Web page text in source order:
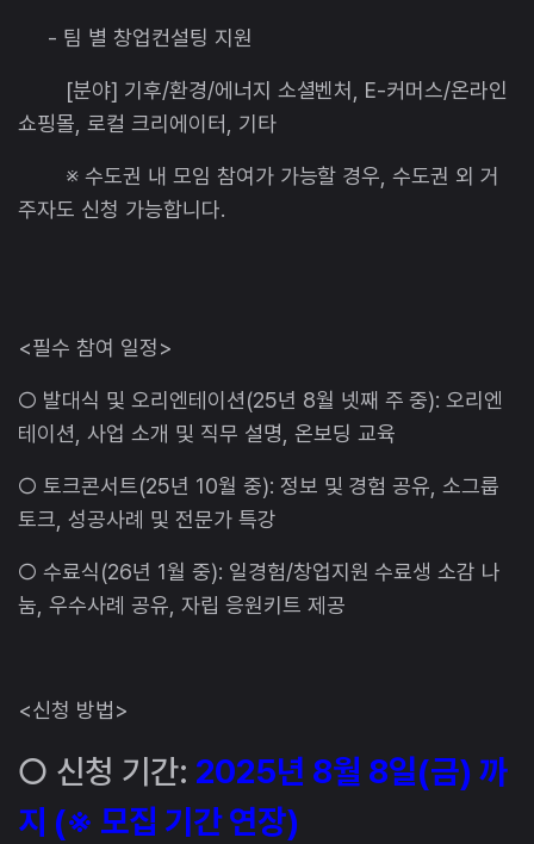
- 팀 별 창업컨설팅 지원
[분야] 기후/환경/에너지 소셜벤처, E-커머스/온라인
쇼핑몰, 로컬 크리에이터, 기타
※ 수도권 내 모임 참여가 가능할 경우, 수도권 외 거
주자도 신청 가능합니다.
<필수 참여 일정>
○ 발대식 및 오리엔테이션(25년 8월 넷째 주 중): 오리엔
테이션, 사업 소개 및 직무 설명, 온보딩 교육
○ 토크콘서트(25년 10월 중): 정보 및 경험 공유, 소그룹
토크, 성공사례 및 전문가 특강
○ 수료식(26년 1월 중): 일경험/창업지원 수료생 소감 나
눔, 우수사례 공유, 자립 응원키트 제공
<신청 방법>
○ 신청 기간: 2025년 8월 8일(금) 까
지 (※ 모집 기간 연장)